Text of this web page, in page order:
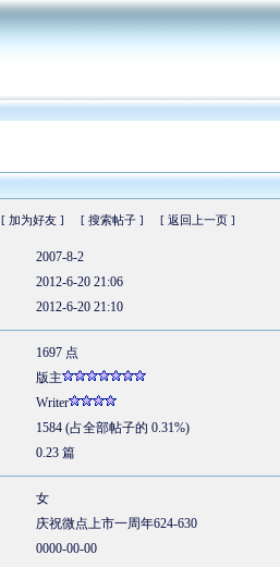
[ 加为好友 ] [ 搜索帖子 ] [ 返回上一页 ]
2007-8-2
2012-6-20 21:06
2012-6-20 21:10
1697 点
版主
Writer
1584 (占全部帖子的 0.31%)
0.23 篇
女
庆祝微点上市一周年624-630
0000-00-00